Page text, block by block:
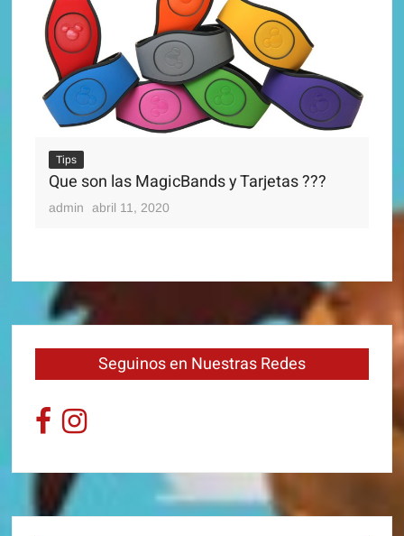
Tips
Que son las MagicBands y Tarjetas ???
admin abril 11, 2020
Seguinos en Nuestras Redes